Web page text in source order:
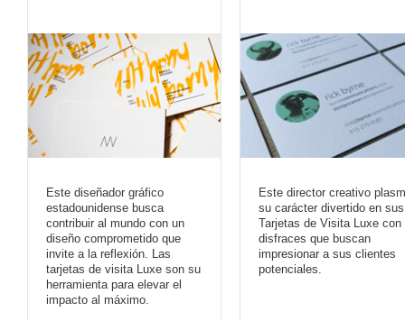
Este diseñador gráfico
estadounidense busca
contribuir al mundo con un
diseño comprometido que
invite a la reflexión. Las
tarjetas de visita Luxe son su
herramienta para elevar el
impacto al máximo.
Este director creativo
su carácter divertido en sus
Tarjetas de Visita Luxe con
disfraces que buscan
impresionar a sus clientes
potenciales.